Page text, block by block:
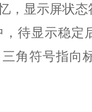
，显示屏状
，待显示稳定
角符号指向